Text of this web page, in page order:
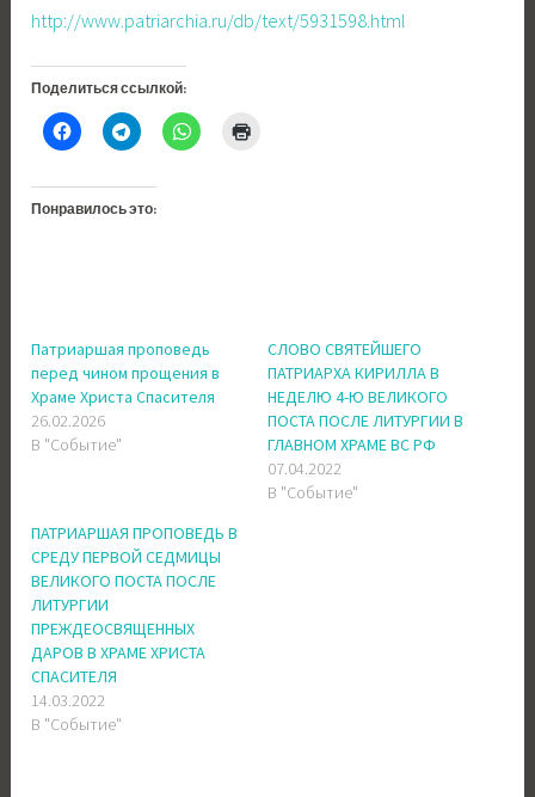
http://www.patriarchia.ru/db/text/5931598.html
Поделиться ссылкой:
Понравилось это:
Патриаршая проповедь
перед чином прощения в
Храме Христа Спасителя
26.02.2026
В "Событие"
СЛОВО СВЯТЕЙШЕГО
ПАТРИАРХА КИРИЛЛА В
НЕДЕЛЮ 4-Ю ВЕЛИКОГО
ПОСТА ПОСЛЕ ЛИТУРГИИ В
ГЛАВНОМ ХРАМЕ ВС РФ
07.04.2022
В "Событие"
ПАТРИАРШАЯ ПРОПОВЕДЬ В
СРЕДУ ПЕРВОЙ СЕДМИЦЫ
ВЕЛИКОГО ПОСТА ПОСЛЕ
ЛИТУРГИИ
ПРЕЖДЕОСВЯЩЕННЫХ
ДАРОВ В ХРАМЕ ХРИСТА
СПАСИТЕЛЯ
14.03.2022
В "Событие"